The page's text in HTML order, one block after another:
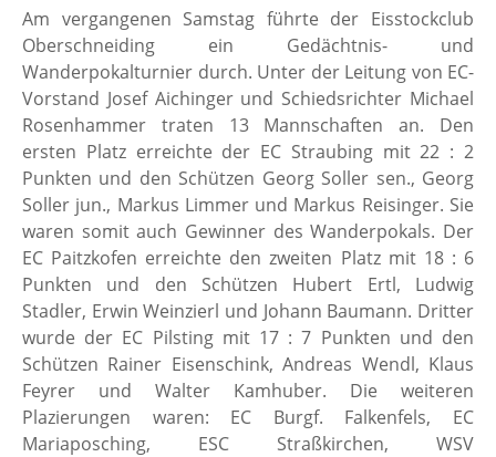
Am vergangenen Samstag führte der Eisstockclub
Oberschneiding ein Gedächtnis- und
Wanderpokalturnier durch. Unter der Leitung von EC-
Vorstand Josef Aichinger und Schiedsrichter Michael
Rosenhammer traten 13 Mannschaften an. Den
ersten Platz erreichte der EC Straubing mit 22 : 2
Punkten und den Schützen Georg Soller sen., Georg
Soller jun., Markus Limmer und Markus Reisinger. Sie
waren somit auch Gewinner des Wanderpokals. Der
EC Paitzkofen erreichte den zweiten Platz mit 18 : 6
Punkten und den Schützen Hubert Ertl, Ludwig
Stadler, Erwin Weinzierl und Johann Baumann. Dritter
wurde der EC Pilsting mit 17 : 7 Punkten und den
Schützen Rainer Eisenschink, Andreas Wendl, Klaus
Feyrer und Walter Kamhuber. Die weiteren
Plazierungen waren: EC Burgf. Falkenfels, EC
Mariaposching, ESC Straßkirchen, WSV